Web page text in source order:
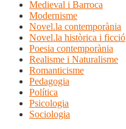
Medieval i Barroca
Modernisme
Novel.la contemporània
Novel.la històrica i ficció
Poesia contemporània
Realisme i Naturalisme
Romanticisme
Pedagogia
Política
Psicologia
Sociologia